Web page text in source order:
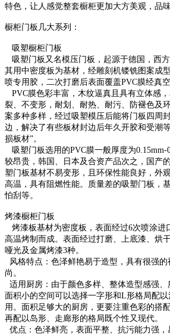
特色，让人感觉整套橱柜更加大方美观，品味
橱柜门板几大系列：
吸塑橱柜门板
吸塑门板又名模压门板，起源于德国，西
其用中密度板为基材，经雕刻机镂铣图案成
喷专用胶，二次打磨后表面覆盖PVC膜经真
PVC膜色彩丰富，木纹逼真且具有立体感
裂、不变形，耐划、耐热、耐污、防褪色及
案多种多样，经过吸塑模压后能将门板四周
边，解决了有些板材封边后年久开胶和受潮
损板材”。
吸塑门板选用的PVC膜一般厚度为0.15mm-
较昂贵，韩国、日本及合资产品次之，国产
塑门板基材不易变形，且环保性能良好，外
高温，具有阻燃性能。质量差的吸塑门板，
怕刮等。
烤漆橱柜门板
烤漆板基材为密度板，表面经过6次喷涂进
高温烤制而成。表面经过打磨、上底漆、烘干
哑光及金属烤漆3种。
风格特点：色泽鲜艳易于造型，具有很强
尚。
适用厨房：由于颜色多样、整体造型感强、
面积小的空间可以选择一字形和L形格局配以
用。面积足够大的厨房，更要注重色彩的搭
再配以岛形、走廊形的格局既个性又现代。
优点：色泽鲜亮，表面平整、抗污能力强